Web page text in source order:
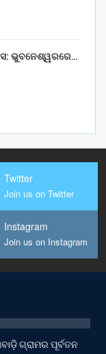
ଭୁବନେଶ୍ୱରରେ…
Twitter
Join us on Twitter
Instagram
Join us on Instagram
ଗ୍ରାମର ପୂର୍ବତନ